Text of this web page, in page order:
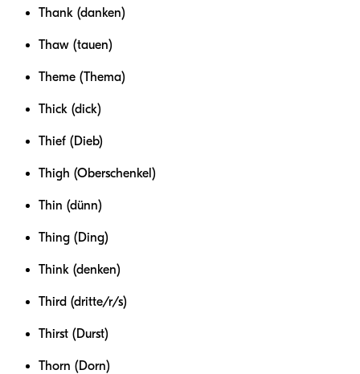
Thank (danken)
Thaw (tauen)
Theme (Thema)
Thick (dick)
Thief (Dieb)
Thigh (Oberschenkel)
Thin (dünn)
Thing (Ding)
Think (denken)
Third (dritte/r/s)
Thirst (Durst)
Thorn (Dorn)